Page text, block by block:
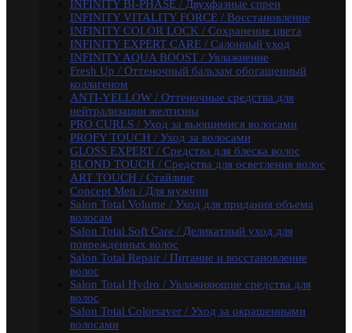
Salon Total Volume / Уход для придания объема
волосам
Salon Total Soft Care / Деликатный уход для
поврежденных волос
Salon Total Repair / Питание и восстановление волос
Salon Total Hydro / Увлажняющие средства для волос
Salon Total Colorsaver / Уход за окрашенными
волосами
Salon Total Basic / Уход для всех типов волос
PEPTIDE FORCE / Пептидное восстановление
NEXT LEVEL BLOND / Комплекс для создания и
поддержания блонда
DETOX POWER / Уход
BONDING SYSTEM / Уход с бондинг-комплексом
BIOTIN SECRETS / Укрепляющий уход
Окрашивание волос / Ambient, MYPOINT
CALEIDO COLORS / Пигменты прямого
действия
Перманентная крем-краска для волос Ambient
(150 оттенков)
Специальные оттенки для блондинок
Специальные оттенки для седых волос
Корректоры AMBIENT
INFINITY BI-PHASE / Двухфазные спреи
INFINITY VITALITY FORCE / Восстановление
INFINITY COLOR LOCK / Сохранение цвета
INFINITY EXPERT CARE / Салонный уход
INFINITY AQUA BOOST / Увлажнение
Fresh Up / Оттеночный бальзам обогащенный
коллагеном
ANTI-YELLOW / Оттеночные средства для
нейтрализации желтизны
PRO CURLS / Уход за вьющимися волосами
PROFY TOUCH / Уход за волосами
GLOSS EXPERT / Средства для блеска волос
BLOND TOUCH / Средства для осветления волос
ART TOUCH / Стайлинг
Concept Men / Для мужчин
Salon Total Volume / Уход для придания объема
волосам
Salon Total Soft Care / Деликатный уход для
поврежденных волос
Salon Total Repair / Питание и восстановление
волос
Salon Total Hydro / Увлажняющие средства для
волос
Salon Total Colorsaver / Уход за окрашенными
волосами